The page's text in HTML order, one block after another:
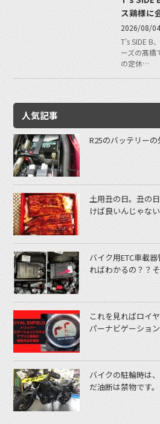
ス鶏様に
2026/08/04
T’s SIDE B
ーズの髙橋
の定休…
人気記事
R25のバッテリーの
土用丑の日。丑の
けば良いんじゃない
バイク用ETC車載
ればわかるの？？
これを見ればロイ
パーナビゲーショ
バイクの駐輪時は
だ油断は禁物です。